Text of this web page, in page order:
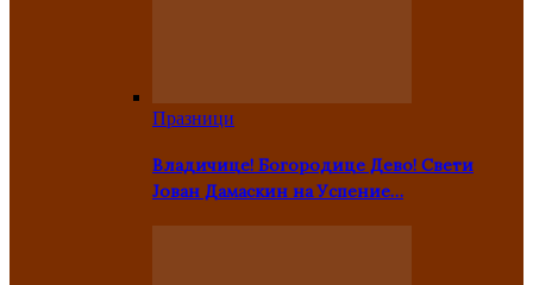
Празници
Владичице! Богородице Дево! Свети
Јован Дамаскин на Успение…